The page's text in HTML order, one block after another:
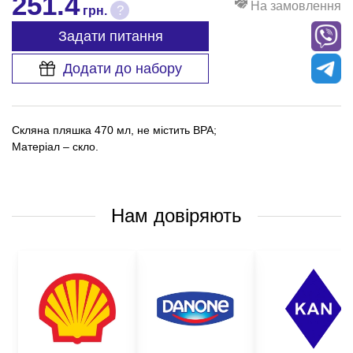
грн. ? На замовлення
Задати питання
Додати до набору
Скляна пляшка 470 мл, не містить BPA;
Матеріал – скло.
Нам довіряють